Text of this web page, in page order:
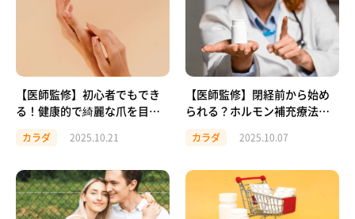
【医師監修】初心者でもでき
る！健康的で綺麗な爪を目指
カラダ 2025.10.21
【医師監修】閉経前から始め
られる？ホルモン補充療法
デメリットを解説
カラダ 2025.10.07